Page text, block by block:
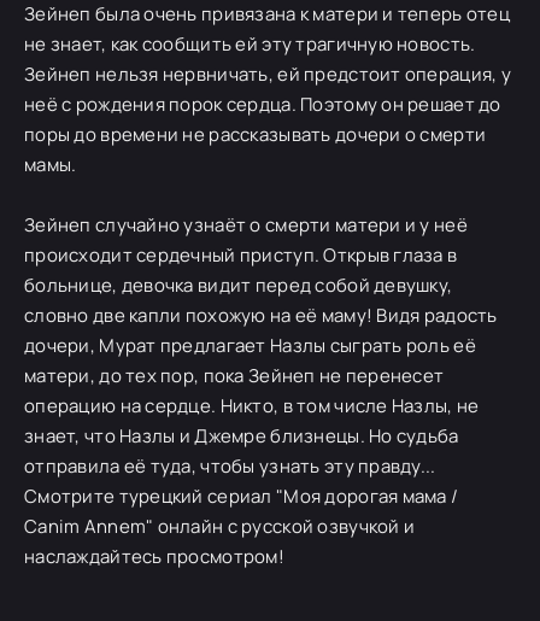
Зейнеп была очень привязана к матери и теперь отец
не знает, как сообщить ей эту трагичную новость.
Зейнеп нельзя нервничать, ей предстоит операция, у
неё с рождения порок сердца. Поэтому он решает до
поры до времени не рассказывать дочери о смерти
мамы.
Зейнеп случайно узнаёт о смерти матери и у неё
происходит сердечный приступ. Открыв глаза в
больнице, девочка видит перед собой девушку,
словно две капли похожую на её маму! Видя радость
дочери, Мурат предлагает Назлы сыграть роль её
матери, до тех пор, пока Зейнеп не перенесет
операцию на сердце. Никто, в том числе Назлы, не
знает, что Назлы и Джемре близнецы. Но судьба
отправила её туда, чтобы узнать эту правду...
Смотрите турецкий сериал "Моя дорогая мама /
Canim Annem" онлайн с русской озвучкой и
наслаждайтесь просмотром!